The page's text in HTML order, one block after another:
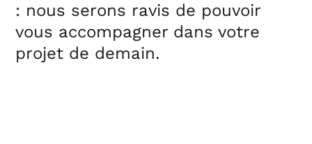
: nous serons ravis de pouvoir
vous accompagner dans votre
projet de demain.